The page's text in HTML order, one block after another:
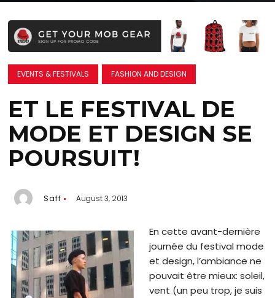
EVENTS & FESTIVALS FASHION AND DESIGN
ET LE FESTIVAL DE
MODE ET DESIGN SE
POURSUIT!
Saff August 3, 2013
En cette avant-dernière
journée du festival mode
et design, l’ambiance ne
pouvait être mieux: soleil,
vent (un peu trop, je suis